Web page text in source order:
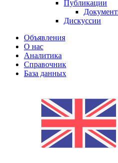
Публикации
Дискуссии
Объявления
О нас
Аналитика
Справочник
База данных